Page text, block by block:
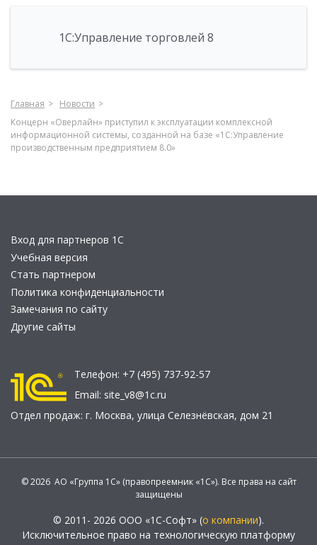
1С:Управление торговлей 8
Главная
Новости
Концерн «Оверлайн» приступил к эксплуатации комплексной
информационной системы, созданной на базе «1С:Управление
производственным предприятием 8.0»
Вход для партнеров 1С
Учебная версия
Стать партнером
Политика конфиденциальности
Замечания по сайту
Другие сайты
Телефон: +7 (495) 737-92-57
Email: site_v8@1c.ru
Отдел продаж: г. Москва, улица Селезнёвская, дом 21
© 2026 АО «Группа 1С» (правопреемник «1С»). Все права на сайт
защищены
© 2011- 2026 ООО «1С-Софт» (о компании).
Исключительное право на технологическую платформу